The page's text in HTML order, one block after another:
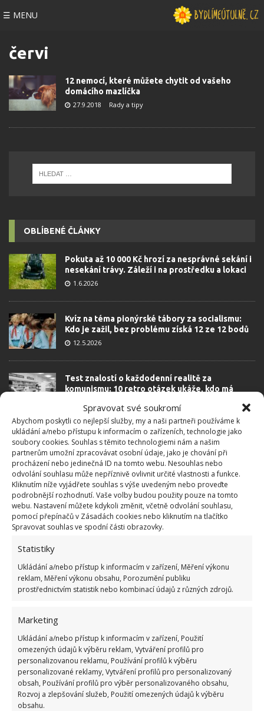
Spravovat své soukromí
Abychom poskytli co nejlepší služby, my a naši partneři používáme k
ukládání a/nebo přístupu k informacím o zařízeních, technologie jako
soubory cookies. Souhlas s těmito technologiemi nám a našim
partnerům umožní zpracovávat osobní údaje, jako je chování při
procházení nebo jedinečná ID na tomto webu. Nesouhlas nebo
odvolání souhlasu může nepříznivě ovlivnit určité vlastnosti a funkce.
Kliknutím níže vyjádřete souhlas s výše uvedeným nebo proveďte
podrobnější rozhodnutí. Vaše volby budou použity pouze na tomto
webu. Nastavení můžete kdykoli změnit, včetně odvolání souhlasu,
pomocí přepínačů v Zásadách cookies nebo kliknutím na tlačítko
Spravovat souhlas ve spodní části obrazovky.
Statistiky
Ukládání a/nebo přístup k informacím v zařízení, Měření výkonu
reklam, Měření výkonu obsahu, Porozumění publiku
prostřednictvím statistik nebo kombinací údajů z různých zdrojů.
Marketing
Ukládání a/nebo přístup k informacím v zařízení, Použití
omezených údajů k výběru reklam, Vytváření profilů pro
personalizovanou reklamu, Používání profilů k výběru
personalizované reklamy, Vytváření profilů pro personalizovaný
obsah, Používání profilů pro výběr personalizovaného obsahu,
Rozvoj a zlepšování služeb, Použití omezených údajů k výběru
obsahu.
☰ MENU
červi
12 nemocí, které můžete chytit od vašeho
domácího mazlíčka
27.9.2018 Rady a tipy
OBLÍBENÉ ČLÁNKY
Pokuta až 10 000 Kč hrozí za nesprávné sekání i
nesekání trávy. Záleží i na prostředku a lokaci
1.6.2026
Kvíz na téma pionýrské tábory za socialismu:
Kdo je zažil, bez problému získá 12 ze 12 bodů
12.5.2026
Test znalostí o každodenní realitě za
komunismu: 10 retro otázek ukáže, kdo má
23.6.2026
Retro kvíz o oblíbených autech v dobách
socialismu: Tehdejší řidiči musí získat 10 z 10
bodů
6.5.2026
ŽHAVÉ NOVINKY
Profesionální zahradnice vytvořila přehled
Bohatá úroda rajčat nemusí být jen zbožným
přáním. Užijte si úspěšnou sklizeň již během
letošní sezony
6.8.2026